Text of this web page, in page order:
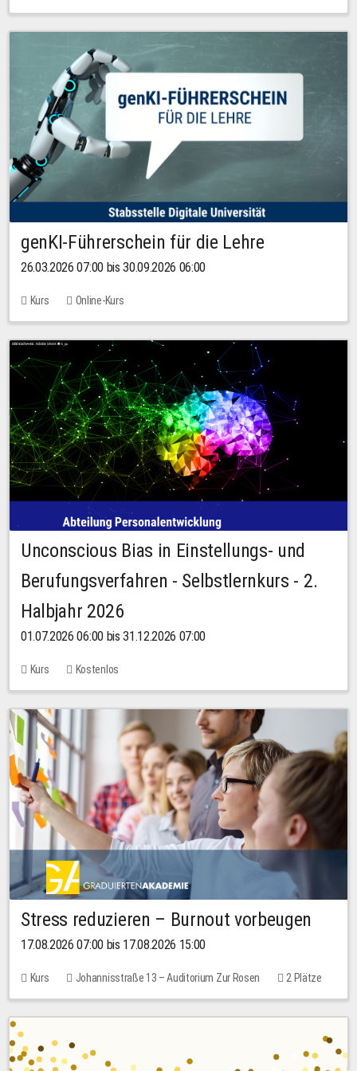
genKI-Führerschein für die Lehre
26.03.2026 07:00 bis 30.09.2026 06:00
Kurs Online-Kurs
Unconscious Bias in Einstellungs- und
Berufungsverfahren - Selbstlernkurs - 2.
Halbjahr 2026
01.07.2026 06:00 bis 31.12.2026 07:00
Kurs Kostenlos
Stress reduzieren – Burnout vorbeugen
17.08.2026 07:00 bis 17.08.2026 15:00
Kurs Johannisstraße 13 – Auditorium Zur Rosen
2 Plätze
10,00 EUR